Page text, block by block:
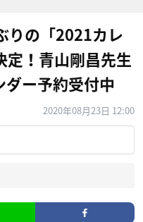
りの「2021カレ
定！青山剛昌先生
ダー予約受付中
2020年08月23日 12:00